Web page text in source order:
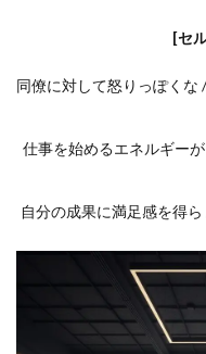
مع زملائك؟ / 同僚に対して怒りっぽくな
؟ / 仕事を始めるエネルギーが
عن إنجازاتك؟ / 自分の成果に満足感を得ら